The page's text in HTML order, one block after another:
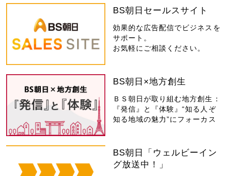
BS朝日セールスサイト
効果的な広告配信でビジネスを
サポート。
お気軽にご相談ください。
BS朝日×地方創生
ＢＳ朝日が取り組む地方創生：
『発信』と『体験』“知る人ぞ
知る地域の魅力”にフォーカス
BS朝日「ウェルビーイン
グ放送中！」